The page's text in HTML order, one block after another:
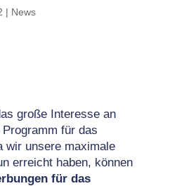
| News
große Interesse an
für das
wir unsere maximale
erreicht haben, können
für das